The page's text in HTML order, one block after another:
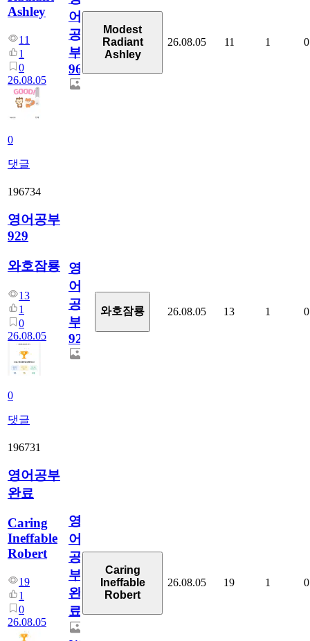
Ashley
11
1
0
26.08.05
0
댓글
어
공
부
96
Modest
Radiant
Ashley
26.08.05 11 1 0
196734
영어공부
929
와호잠룡
13
1
0
26.08.05
0
댓글
영
어
공
부
929
와호잠룡 26.08.05 13 1 0
196731
영어공부
완료
Caring
Ineffable
Robert
19
1
0
26.08.05
영
어
공
부
완
료
Caring
Ineffable
Robert
26.08.05 19 1 0